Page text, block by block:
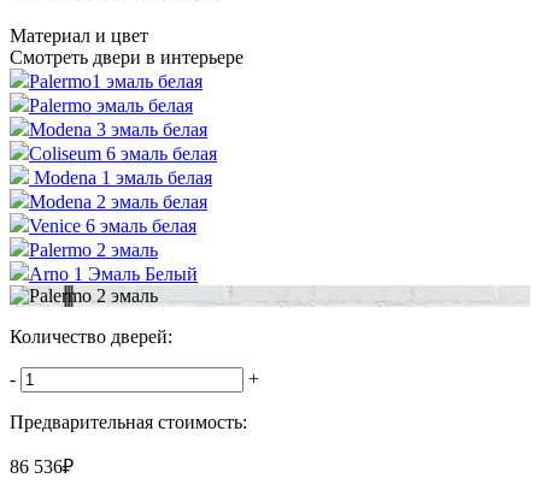
Материал и цвет
Смотреть двери в интерьере
Palermo1 эмаль белая
Palermo эмаль белая
Modena 3 эмаль белая
Coliseum 6 эмаль белая
Modena 1 эмаль белая
Modena 2 эмаль белая
Venice 6 эмаль белая
Palermo 2 эмаль
Arno 1 Эмаль Белый
Количество дверей:
- +
Предварительная стоимость:
86 536₽